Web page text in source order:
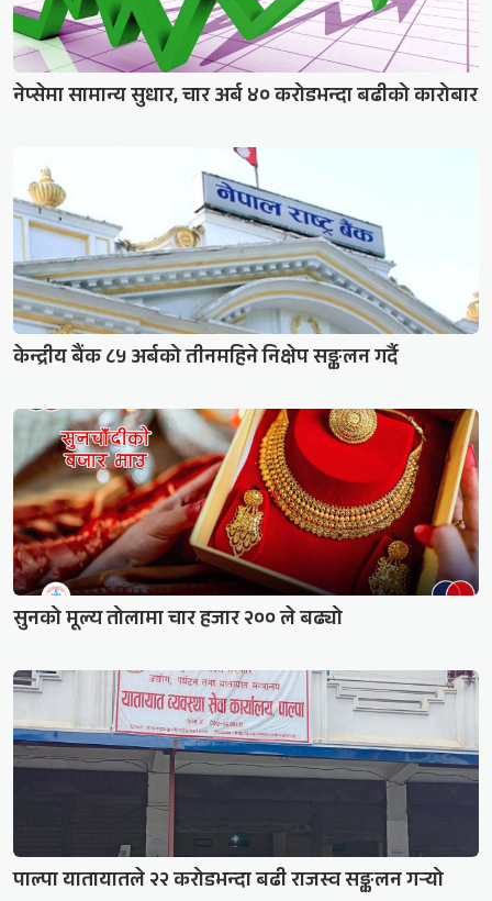
नेप्सेमा सामान्य सुधार, चार अर्ब ४० करोडभन्दा बढीको कारोबार
केन्द्रीय बैंक ८५ अर्बको तीनमहिने निक्षेप सङ्कलन गर्दै
सुनको मूल्य तोलामा चार हजार २०० ले बढ्यो
पाल्पा यातायातले २२ करोडभन्दा बढी राजस्व सङ्कलन गर्‍यो